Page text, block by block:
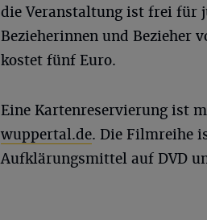
die Veranstaltung ist frei für
Bezieherinnen und Bezieher
kostet fünf Euro.
Eine Kartenreservierung ist
wuppertal.de. Die Filmreihe
Aufklärungsmittel auf DVD